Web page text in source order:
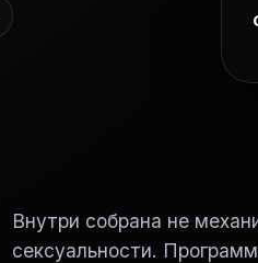
Внутри собрана не
сексуальности.